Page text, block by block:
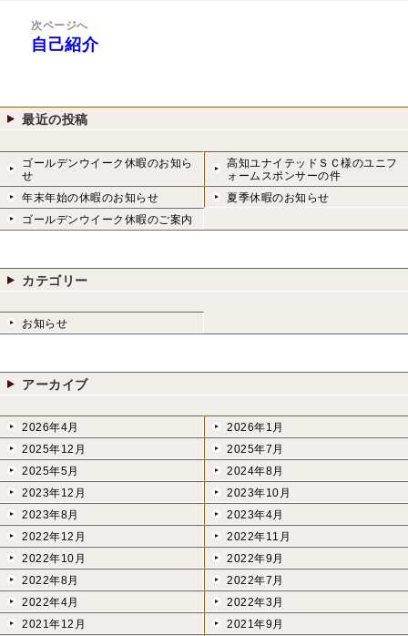
ン
投
稿:
次ページへ
次
稿:
自己紹介
最近の投稿
ゴールデンウイーク休暇のお知ら
せ
高知ユナイテッドＳＣ様のユニフ
ォームスポンサーの件
年末年始の休暇のお知らせ
夏季休暇のお知らせ
ゴールデンウイーク休暇のご案内
カテゴリー
お知らせ
アーカイブ
2026年4月
2026年1月
2025年12月
2025年7月
2025年5月
2024年8月
2023年12月
2023年10月
2023年8月
2023年4月
2022年12月
2022年11月
2022年10月
2022年9月
2022年8月
2022年7月
2022年4月
2022年3月
2021年12月
2021年9月